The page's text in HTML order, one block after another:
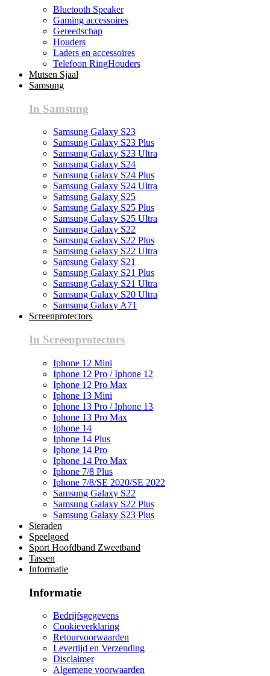
Bluetooth Speaker
Gaming accessoires
Gereedschap
Houders
Laders en accessoires
Telefoon RingHouders
Mutsen Sjaal
Samsung
In Samsung
Samsung Galaxy S23
Samsung Galaxy S23 Plus
Samsung Galaxy S23 Ultra
Samsung Galaxy S24
Samsung Galaxy S24 Plus
Samsung Galaxy S24 Ultra
Samsung Galaxy S25
Samsung Galaxy S25 Plus
Samsung Galaxy S25 Ultra
Samsung Galaxy S22
Samsung Galaxy S22 Plus
Samsung Galaxy S22 Ultra
Samsung Galaxy S21
Samsung Galaxy S21 Plus
Samsung Galaxy S21 Ultra
Samsung Galaxy S20 Ultra
Samsung Galaxy A71
Screenprotectors
In Screenprotectors
Iphone 12 Mini
Iphone 12 Pro / Iphone 12
Iphone 12 Pro Max
Iphone 13 Mini
Iphone 13 Pro / Iphone 13
Iphone 13 Pro Max
Iphone 14
Iphone 14 Plus
Iphone 14 Pro
Iphone 14 Pro Max
Iphone 7/8 Plus
Iphone 7/8/SE 2020/SE 2022
Samsung Galaxy S22
Samsung Galaxy S22 Plus
Samsung Galaxy S23 Plus
Sieraden
Speelgoed
Sport Hoofdband Zweetband
Tassen
Informatie
Informatie
Bedrijfsgegevens
Cookieverklaring
Retourvoorwaarden
Levertijd en Verzending
Disclaimer
Algemene voorwaarden